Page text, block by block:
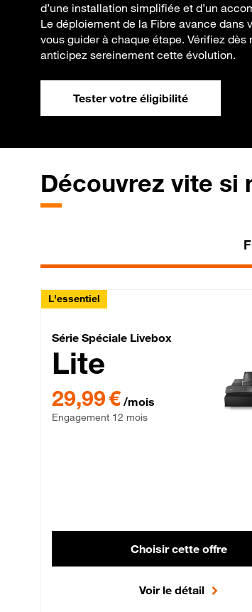
d’une installation simplifiée et d’un
Le déploiement de la Fibre avance dans
vous guider à chaque étape. Vérifiez
anticipez sereinement cette évolution.
Tester votre éligibilité
Découvrez vite si
L'essentiel
Série Spéciale
Série Spéciale Livebox
Lite
29,99 € par mois , Engagement 12 mois
29,99 € /mois
Engagement 12 mois
Choisir cette offre
Voir le détail